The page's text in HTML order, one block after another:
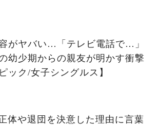
がヤバい…「テレビ電話で…」
幼少期からの親友が明かす衝撃
ク/女子シングルス】
体や退団を決意した理由に言葉